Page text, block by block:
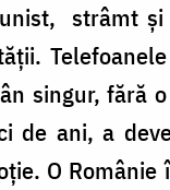
strâmt și
singur, fără
de ani, a
O